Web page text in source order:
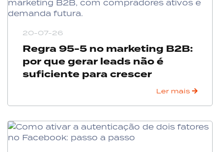
20-07-26
Regra 95-5 no marketing B2B:
por que gerar leads não é
suficiente para crescer
Ler mais